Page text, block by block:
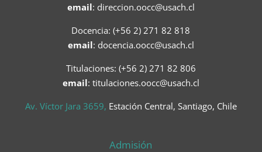
email: direccion.oocc@usach.cl
Docencia: (+56 2) 271 82 818
email: docencia.oocc@usach.cl
Titulaciones: (+56 2) 271 82 806
email: titulaciones.oocc@usach.cl
Av. Víctor Jara 3659, Estación Central, Santiago, Chile
Admisión